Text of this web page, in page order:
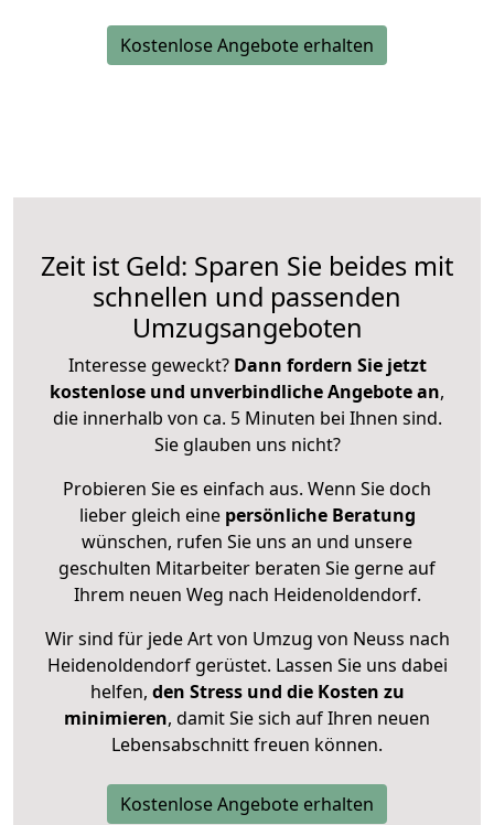
Kostenlose Angebote erhalten
Zeit ist Geld: Sparen Sie beides mit
schnellen und passenden
Umzugsangeboten
Interesse geweckt? Dann fordern Sie jetzt
kostenlose und unverbindliche Angebote an,
die innerhalb von ca. 5 Minuten bei Ihnen sind.
Sie glauben uns nicht?
Probieren Sie es einfach aus. Wenn Sie doch
lieber gleich eine persönliche Beratung
wünschen, rufen Sie uns an und unsere
geschulten Mitarbeiter beraten Sie gerne auf
Ihrem neuen Weg nach Heidenoldendorf.
Wir sind für jede Art von Umzug von Neuss nach
Heidenoldendorf gerüstet. Lassen Sie uns dabei
helfen, den Stress und die Kosten zu
minimieren, damit Sie sich auf Ihren neuen
Lebensabschnitt freuen können.
Kostenlose Angebote erhalten